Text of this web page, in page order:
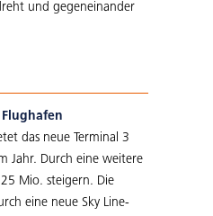
und gegeneinander
Flughafen
das neue Terminal 3
Jahr. Durch eine weitere
Mio. steigern. Die
eine neue Sky Line-